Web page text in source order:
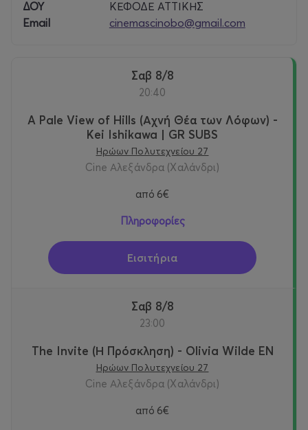
μετρό Χολαργός)
🍿 Προσφορά κάθε Δευτέρα: 6€ γενική είσοδος
Facebook: Cine Αλεξάνδρα| Instagram:@cinealexandra
ΔΟΥ
ΚΕΦΟΔΕ ΑΤΤΙΚΗΣ
Email
cinemascinobo@gmail.com
Σαβ 8/8
20:40
A Pale View of Hills (Αχνή Θέα των Λόφων) -
Kei Ishikawa | GR SUBS
Ηρώων Πολυτεχνείου 27
Cine Αλεξάνδρα (Χαλάνδρι)
από 6€
Πληροφορίες
Εισιτήρια
Σαβ 8/8
23:00
The Invite (Η Πρόσκληση) - Olivia Wilde EN
Ηρώων Πολυτεχνείου 27
Cine Αλεξάνδρα (Χαλάνδρι)
από 6€